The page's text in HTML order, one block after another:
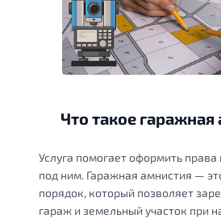
Что такое гаражная
Услуга помогает оформить
под ним. Гаражная амнистия —
порядок, который позволяет
гараж и земельный участок при